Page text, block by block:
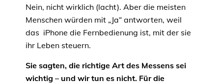
Nein, nicht wirklich (lacht). Aber die meisten
Menschen würden mit „Ja“ antworten, weil
das iPhone die Fernbedienung ist, mit der sie
ihr Leben steuern.
Sie sagten, die richtige Art des Messens sei
wichtig – und wir tun es nicht. Für die